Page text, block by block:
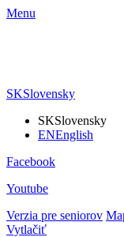
Menu
SKSlovensky
SKSlovensky
ENEnglish
Facebook
Youtube
Verzia pre seniorov
Vytlačiť